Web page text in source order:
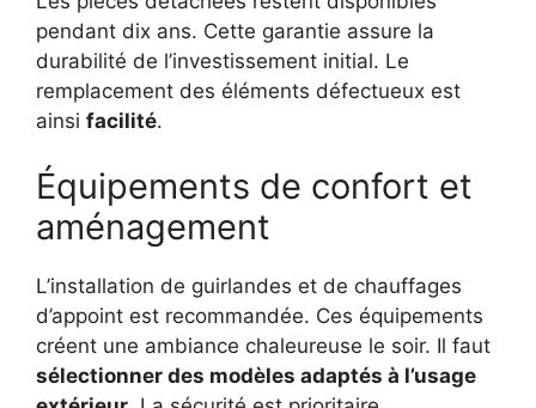
pendant dix ans. Cette garantie assure la
durabilité de l’investissement initial. Le
remplacement des éléments défectueux est
ainsi facilité.
Équipements de confort et
aménagement
L’installation de guirlandes et de chauffages
d’appoint est recommandée. Ces équipements
créent une ambiance chaleureuse le soir. Il faut
sélectionner des modèles adaptés à l’usage